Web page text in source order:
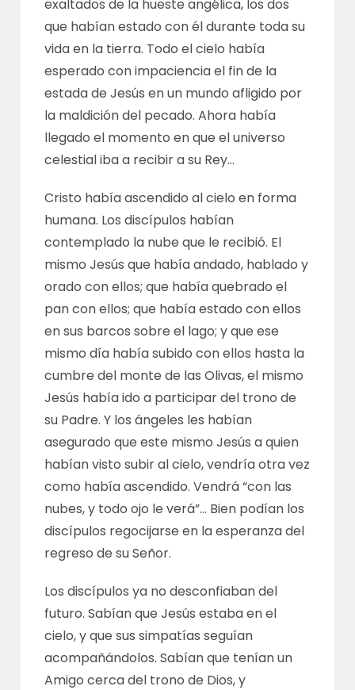
exaltados de la hueste angélica, los dos
que habían estado con él durante toda su
vida en la tierra. Todo el cielo había
esperado con impaciencia el fin de la
estada de Jesús en un mundo afligido por
la maldición del pecado. Ahora había
llegado el momento en que el universo
celestial iba a recibir a su Rey…
Cristo había ascendido al cielo en forma
humana. Los discípulos habían
contemplado la nube que le recibió. El
mismo Jesús que había andado, hablado y
orado con ellos; que había quebrado el
pan con ellos; que había estado con ellos
en sus barcos sobre el lago; y que ese
mismo día había subido con ellos hasta la
cumbre del monte de las Olivas, el mismo
Jesús había ido a participar del trono de
su Padre. Y los ángeles les habían
asegurado que este mismo Jesús a quien
habían visto subir al cielo, vendría otra vez
como había ascendido. Vendrá “con las
nubes, y todo ojo le verá”… Bien podían los
discípulos regocijarse en la esperanza del
regreso de su Señor.
Los discípulos ya no desconfiaban del
futuro. Sabían que Jesús estaba en el
cielo, y que sus simpatías seguían
acompañándolos. Sabían que tenían un
Amigo cerca del trono de Dios, y